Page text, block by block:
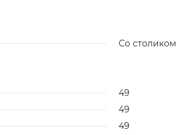
Со столиком
49
49
49